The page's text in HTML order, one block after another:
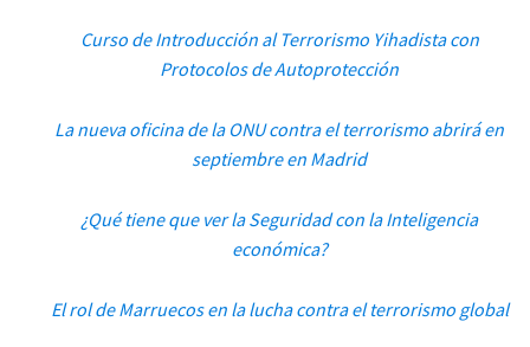
Curso de Introducción al Terrorismo Yihadista con
Protocolos de Autoprotección
La nueva oficina de la ONU contra el terrorismo abrirá en
septiembre en Madrid
¿Qué tiene que ver la Seguridad con la Inteligencia
económica?
El rol de Marruecos en la lucha contra el terrorismo global